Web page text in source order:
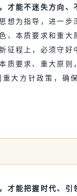
才能不迷失方向、
想为指导，进一步
、本质要求和重大
征程上，必须守好
质要求、重大原则
大方针政策，确
才能把握时代、引